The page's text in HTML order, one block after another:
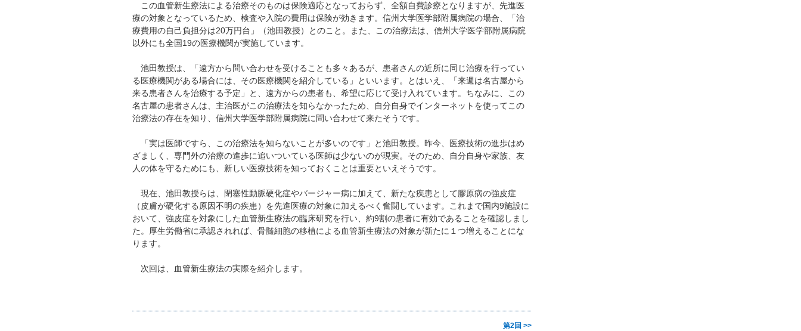
この血管新生療法による治療そのものは保険適応となっておらず、全額自費診療となりますが、先進医
療の対象となっているため、検査や入院の費用は保険が効きます。信州大学医学部附属病院の場合、「治
療費用の自己負担分は20万円台」（池田教授）とのこと。また、この治療法は、信州大学医学部附属病院
以外にも全国19の医療機関が実施しています。
池田教授は、「遠方から問い合わせを受けることも多々あるが、患者さんの近所に同じ治療を行ってい
る医療機関がある場合には、その医療機関を紹介している」といいます。とはいえ、「来週は名古屋から
来る患者さんを治療する予定」と、遠方からの患者も、希望に応じて受け入れています。ちなみに、この
名古屋の患者さんは、主治医がこの治療法を知らなかったため、自分自身でインターネットを使ってこの
治療法の存在を知り、信州大学医学部附属病院に問い合わせて来たそうです。
「実は医師ですら、この治療法を知らないことが多いのです」と池田教授。昨今、医療技術の進歩はめ
ざましく、専門外の治療の進歩に追いついている医師は少ないのが現実。そのため、自分自身や家族、友
人の体を守るためにも、新しい医療技術を知っておくことは重要といえそうです。
現在、池田教授らは、閉塞性動脈硬化症やバージャー病に加えて、新たな疾患として膠原病の強皮症
（皮膚が硬化する原因不明の疾患）を先進医療の対象に加えるべく奮闘しています。これまで国内9施設に
おいて、強皮症を対象にした血管新生療法の臨床研究を行い、約9割の患者に有効であることを確認しまし
た。厚生労働省に承認されれば、骨髄細胞の移植による血管新生療法の対象が新たに１つ増えることにな
ります。
次回は、血管新生療法の実際を紹介します。
第2回 >>